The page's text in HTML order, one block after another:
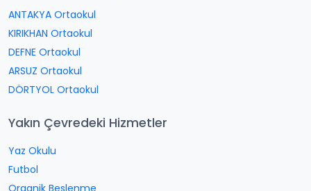
ANTAKYA Ortaokul
KIRIKHAN Ortaokul
DEFNE Ortaokul
ARSUZ Ortaokul
DÖRTYOL Ortaokul
Yakın Çevredeki Hizmetler
Yaz Okulu
Futbol
Organik Beslenme